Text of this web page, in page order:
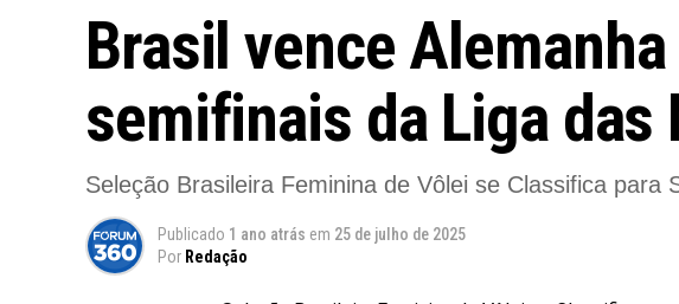
Brasil vence
semifinais da Liga das
Seleção Brasileira Feminina de Vôlei se Classifica para
Publicado 1 ano atrás em 25 de julho de 2025
Por Redação